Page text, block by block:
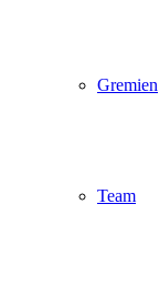
Gremien
Team